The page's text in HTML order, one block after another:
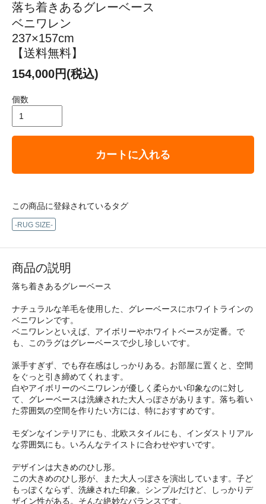
落ち着きあるグレーベース
ベニワレン
237×157cm
【送料無料】
154,000円(税込)
個数
カートに入れる
この商品に登録されているタグ
-RUG SIZE-
商品の説明
落ち着きあるグレーベース
ナチュラルな羊毛を使用した、グレーベースにホワイトラインの
ベニワレンです。
ベニワレンといえば、アイボリーやホワイトベースが定番。で
も、このラグはグレーベースで少し珍しいです。
派手すぎず、でも存在感はしっかりある。お部屋に置くと、空間
をぐっと引き締めてくれます。
白やアイボリーのベニワレンが優しく柔らかい印象なのに対し
て、グレーベースは洗練された大人っぽさがあります。落ち着い
た雰囲気の空間を作りたい方には、特におすすめです。
モダンなインテリアにも、北欧スタイルにも、インダストリアル
な雰囲気にも。いろんなテイストに合わせやすいです。
デザインは大きめのひし形。
この大きめのひし形が、また大人っぽさを演出しています。子ど
もっぽくならず、洗練された印象。シンプルだけど、しっかりデ
ザイン性がある。そんな絶妙なバランスです。